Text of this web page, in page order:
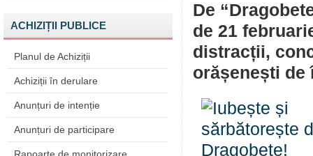
ACHIZIȚII PUBLICE
Planul de Achiziții
Achiziții în derulare
Anunțuri de intenție
Anunțuri de participare
De
de 21
distracții,
orășenești de